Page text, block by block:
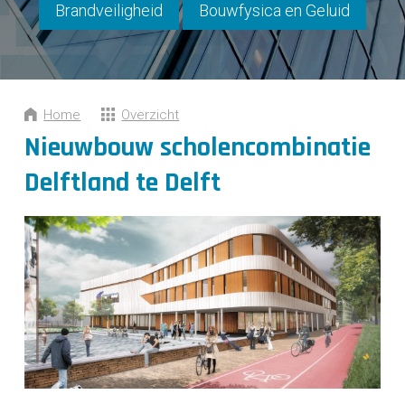
NIEUWS
CONTACT
Brandveiligheid Bouwfysica en Geluid
Home Overzicht
Nieuwbouw scholencombinatie
Delftland te Delft